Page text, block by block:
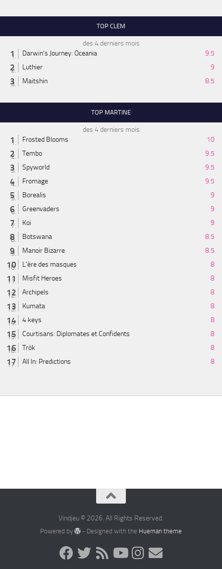
TOP CLEM
des 4 derniers mois
Darwin's Journey: Oceania
9.5
Luthier
9
Maitshin
8.5
TOP MARTINE
des 4 derniers mois
Frosted Blooms
10
Tembo
9.5
Spyworld
9.5
Fromage
9.5
Borealis
9
Greenvaders
9
Koi
9
Botswana
8.5
Manoir Bizarre
8.5
L'ère des masques
8
Misfit Heroes
8
Archipels
8
Kumata
8
4 keys
8
Courtisans: Diplomates et Confidents
8
Trök
8
All In: Predictions
8
Vindjeu © 2026. All Rights Reserved.
Powered by - Designed with the Hueman theme